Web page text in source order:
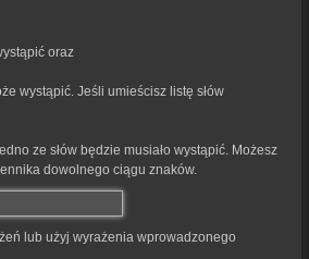
oraz
wystąpić. Jeśli umieścisz listę słów
ze słów będzie musiało wystąpić. Możesz
dowolnego ciągu znaków.
lub użyj wyrażenia wprowadzonego